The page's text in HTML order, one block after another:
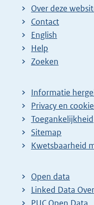
Over deze
Contact
English
Help
Zoeken
Informatie
Privacy en
Toegankelijkheid
Sitemap
E
t
e
r
Kwetsbaarheid
Open data
Linked Data
PUC Open Data